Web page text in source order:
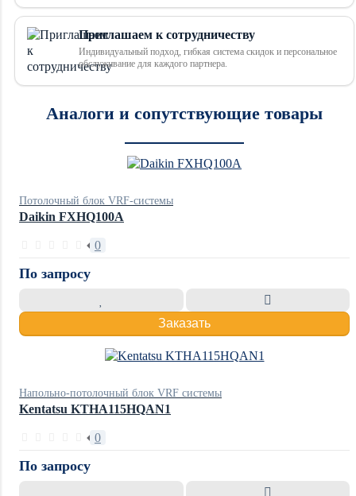
Приглашаем к сотрудничеству
Индивидуальный подход, гибкая система скидок и персональное
обслуживание для каждого партнера.
Аналоги и сопутствующие товары
Потолочный блок VRF-системы
Daikin FXHQ100A
0
По запросу
Заказать
Напольно-потолочный блок VRF системы
Kentatsu KTHA115HQAN1
0
По запросу